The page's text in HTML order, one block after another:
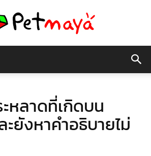
มายา
หลาดที่เกิดบน
ยังหาคำอธิบายไม่